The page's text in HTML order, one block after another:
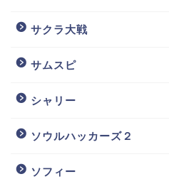
サクラ大戦
サムスピ
シャリー
ソウルハッカーズ２
ソフィー